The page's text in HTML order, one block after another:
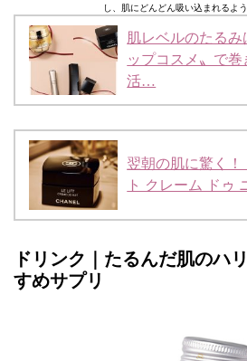
し、肌にどんどん吸い込まれるよ
肌レベルのたる
ップコスメ〟で
活…
翌朝の肌に驚く！
ト クレーム ドゥ
ドリンク｜たるんだ肌のハ
すめサプリ